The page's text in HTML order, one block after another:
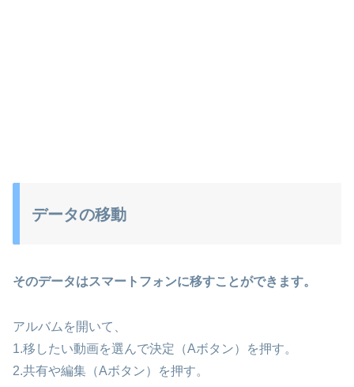
データの移動
そのデータはスマートフォンに移すことができます。
アルバムを開いて、
1.移したい動画を選んで決定（Aボタン）を押す。
2.共有や編集（Aボタン）を押す。